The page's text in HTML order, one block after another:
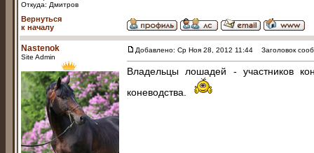
Откуда: Дмитров
Вернуться
к началу
Nastenok
Site Admin
Добавлено: Ср Ноя 28, 2012 11:44 Заголовок
Владельцы лошадей - участников
коневодства.